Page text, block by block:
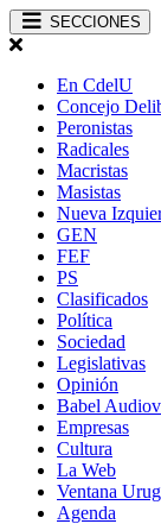
SECCIONES
En CdelU
Concejo
Peronistas
Radicales
Macristas
Masistas
Nueva
GEN
FEF
PS
Clasificados
Política
Sociedad
Legislativas
Opinión
Babel
Empresas
Cultura
La Web
Ventana
Agenda